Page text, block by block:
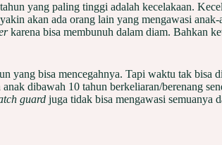
yang paling tinggi adalah kecelakaan.
akan ada orang lain yang mengawasi
karena bisa membunuh dalam diam. Bahkan
yang bisa mencegahnya. Tapi waktu tak
dibawah 10 tahun berkeliaran/berenang
guard juga tidak bisa mengawasi semuanya